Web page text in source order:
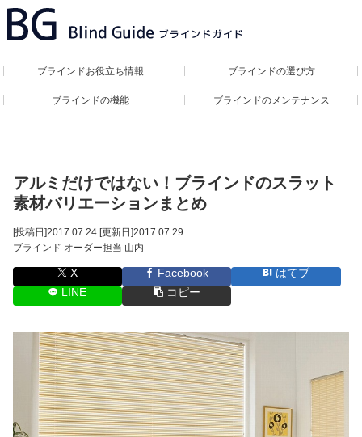
ブラインドお役立ち情報 ブラインドの選び方
ブラインドの機能 ブラインドのメンテナンス
アルミだけではない！ブラインドのスラット
素材バリエーションまとめ
[投稿日]2017.07.24 [更新日]2017.07.29
ブラインド オーダー担当 山内
X Facebook
はてブ
LINE
コピー